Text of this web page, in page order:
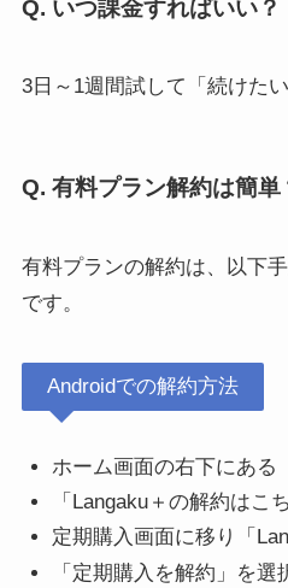
Q. いつ課金すればいい？
3日～1週間試して「続けた
Q. 有料プラン解約は簡単
有料プランの解約は、以下
です。
Androidでの解約方法
ホーム画面の右下にある
「Langaku＋の解約はこ
定期購入画面に移り「
「定期購入を解約」を選